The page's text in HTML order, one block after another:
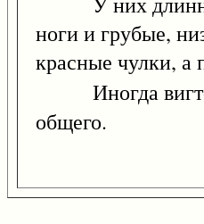
ноги и грубые,
красные чулки, а
Иногда
общего.